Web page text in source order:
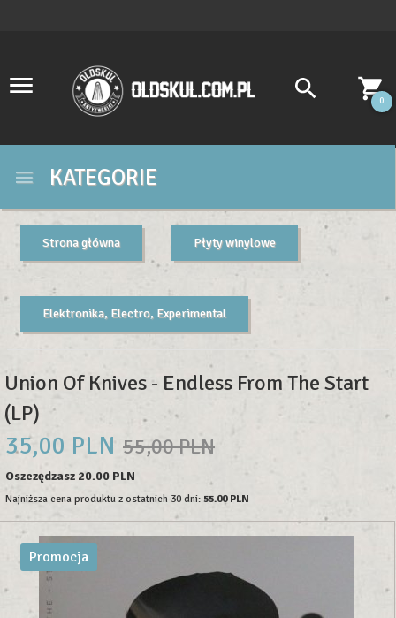
0
KATEGORIE
Strona główna Płyty winylowe
Elektronika, Electro, Experimental
Union Of Knives - Endless From The Start
(LP)
35,00 PLN 55,00 PLN
Oszczędzasz 20.00 PLN
Najniższa cena produktu z ostatnich 30 dni: 55.00 PLN
Promocja